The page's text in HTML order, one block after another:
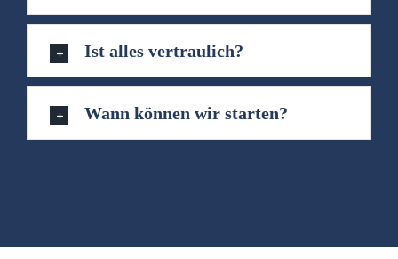
Ist alles vertraulich?
Wann können wir starten?